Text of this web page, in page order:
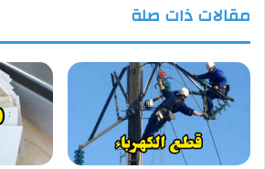
مقالات ذات صلة